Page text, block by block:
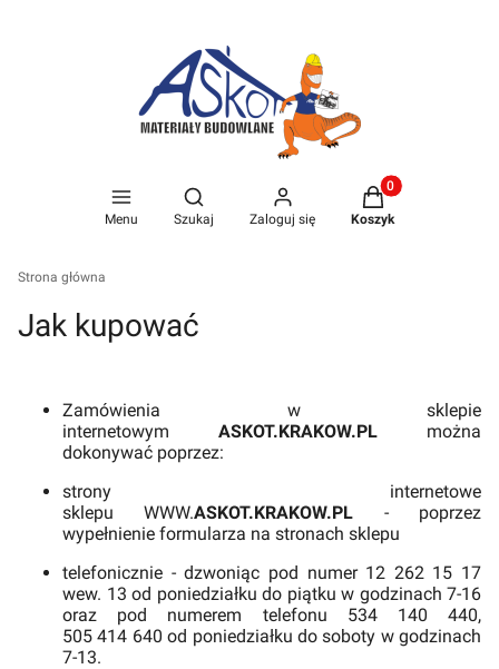
Menu
Otwórz wyszukiwarkę
Szukaj Zaloguj się
Produkty w
Koszyk
Strona główna
Jak kupować
Zamówienia w sklepie
internetowym ASKOT.KRAKOW.PL można
dokonywać poprzez:
strony internetowe
sklepu WWW.ASKOT.KRAKOW.PL - poprzez
wypełnienie formularza na stronach sklepu
telefonicznie - dzwoniąc pod numer 12 262 15 17
wew. 13 od poniedziałku do piątku w godzinach 7-16
oraz pod numerem telefonu 534 140 440,
505 414 640 od poniedziałku do soboty w godzinach
7-13.